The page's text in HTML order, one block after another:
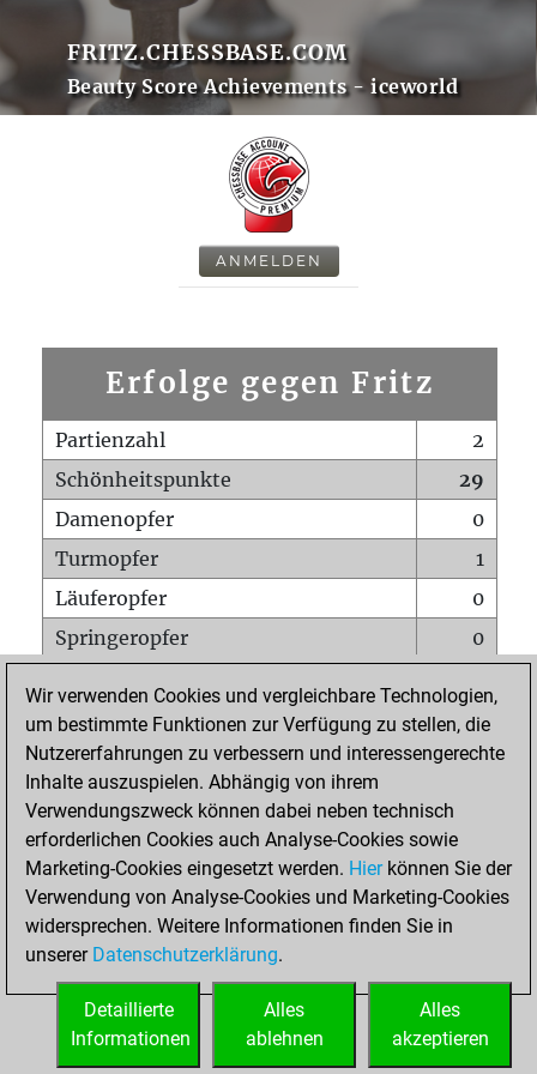
FRITZ.CHESSBASE.COM
Beauty Score Achievements - iceworld
ANMELDEN
Erfolge gegen Fritz
Partienzahl
2
Schönheitspunkte
29
Damenopfer
0
Turmopfer
1
Läuferopfer
0
Springeropfer
0
Matt auf vollem Brett
0
Bauer setzt Matt
0
Erstickte Matts
Unterverwandlungen
Türme auf der siebten
0
STARTSEITE
Wir verwenden Cookies und vergleichbare Technologien,
um bestimmte Funktionen zur Verfügung zu stellen, die
Nutzererfahrungen zu verbessern und interessengerechte
Inhalte auszuspielen. Abhängig von ihrem
Verwendungszweck können dabei neben technisch
erforderlichen Cookies auch Analyse-Cookies sowie
Marketing-Cookies eingesetzt werden. Hierkönnen Sie der
Verwendung von Analyse-Cookies und Marketing-Cookies
widersprechen. Weitere Informationen finden Sie in
unserer Datenschutzerklärung.
Alles
akzeptieren
Alles
ablehnen
Detaillierte
Informationen